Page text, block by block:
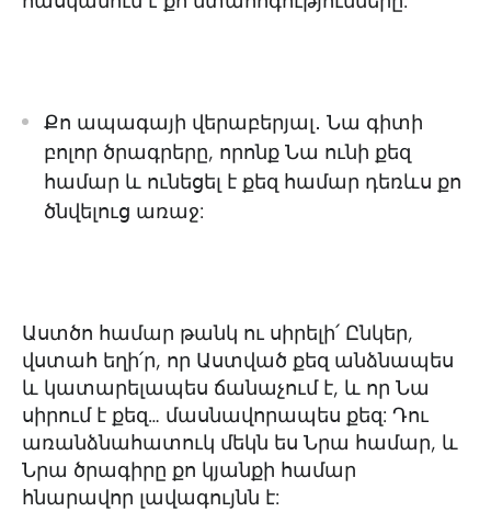
Քո ապագայի վերաբերյալ․ Նա գիտի
բոլոր ծրագրերը, որոնք Նա ունի քեզ
համար և ունեցել է քեզ համար դեռևս քո
ծնվելուց առաջ:
Աստծո համար թանկ ու սիրելի՛ Ընկեր,
վստահ եղի՛ր, որ Աստված քեզ անձնապես
և կատարելապես ճանաչում է, և որ Նա
սիրում է քեզ… մասնավորապես քեզ: Դու
առանձնահատուկ մեկն ես Նրա համար, և
Նրա ծրագիրը քո կյանքի համար
հնարավոր լավագույնն է: